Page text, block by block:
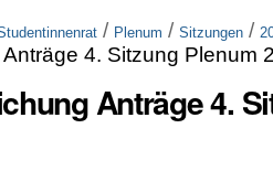
/ Plenum / Sitzungen /
4. Sitzung Plenum
Anträge 4.